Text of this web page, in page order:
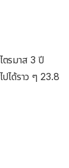
ตรมาส 3 ปี
ได้ราว ๆ 23.8